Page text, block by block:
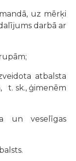
uz mērķi
darbā ar
atbalsta
t. sk., ģimenēm
veselīgas